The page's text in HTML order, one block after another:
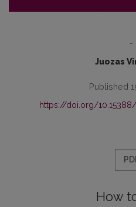
-
Juozas
Published
https://doi.org/10.15388/
How